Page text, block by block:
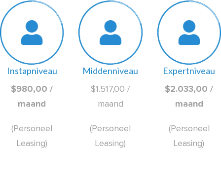
Instapniveau
$980,00 /
maand
(Personeel
Leasing)
Middenniveau
$1.517,00 /
maand
(Personeel
Leasing)
Expertniveau
$2.033,00 /
maand
(Personeel
Leasing)